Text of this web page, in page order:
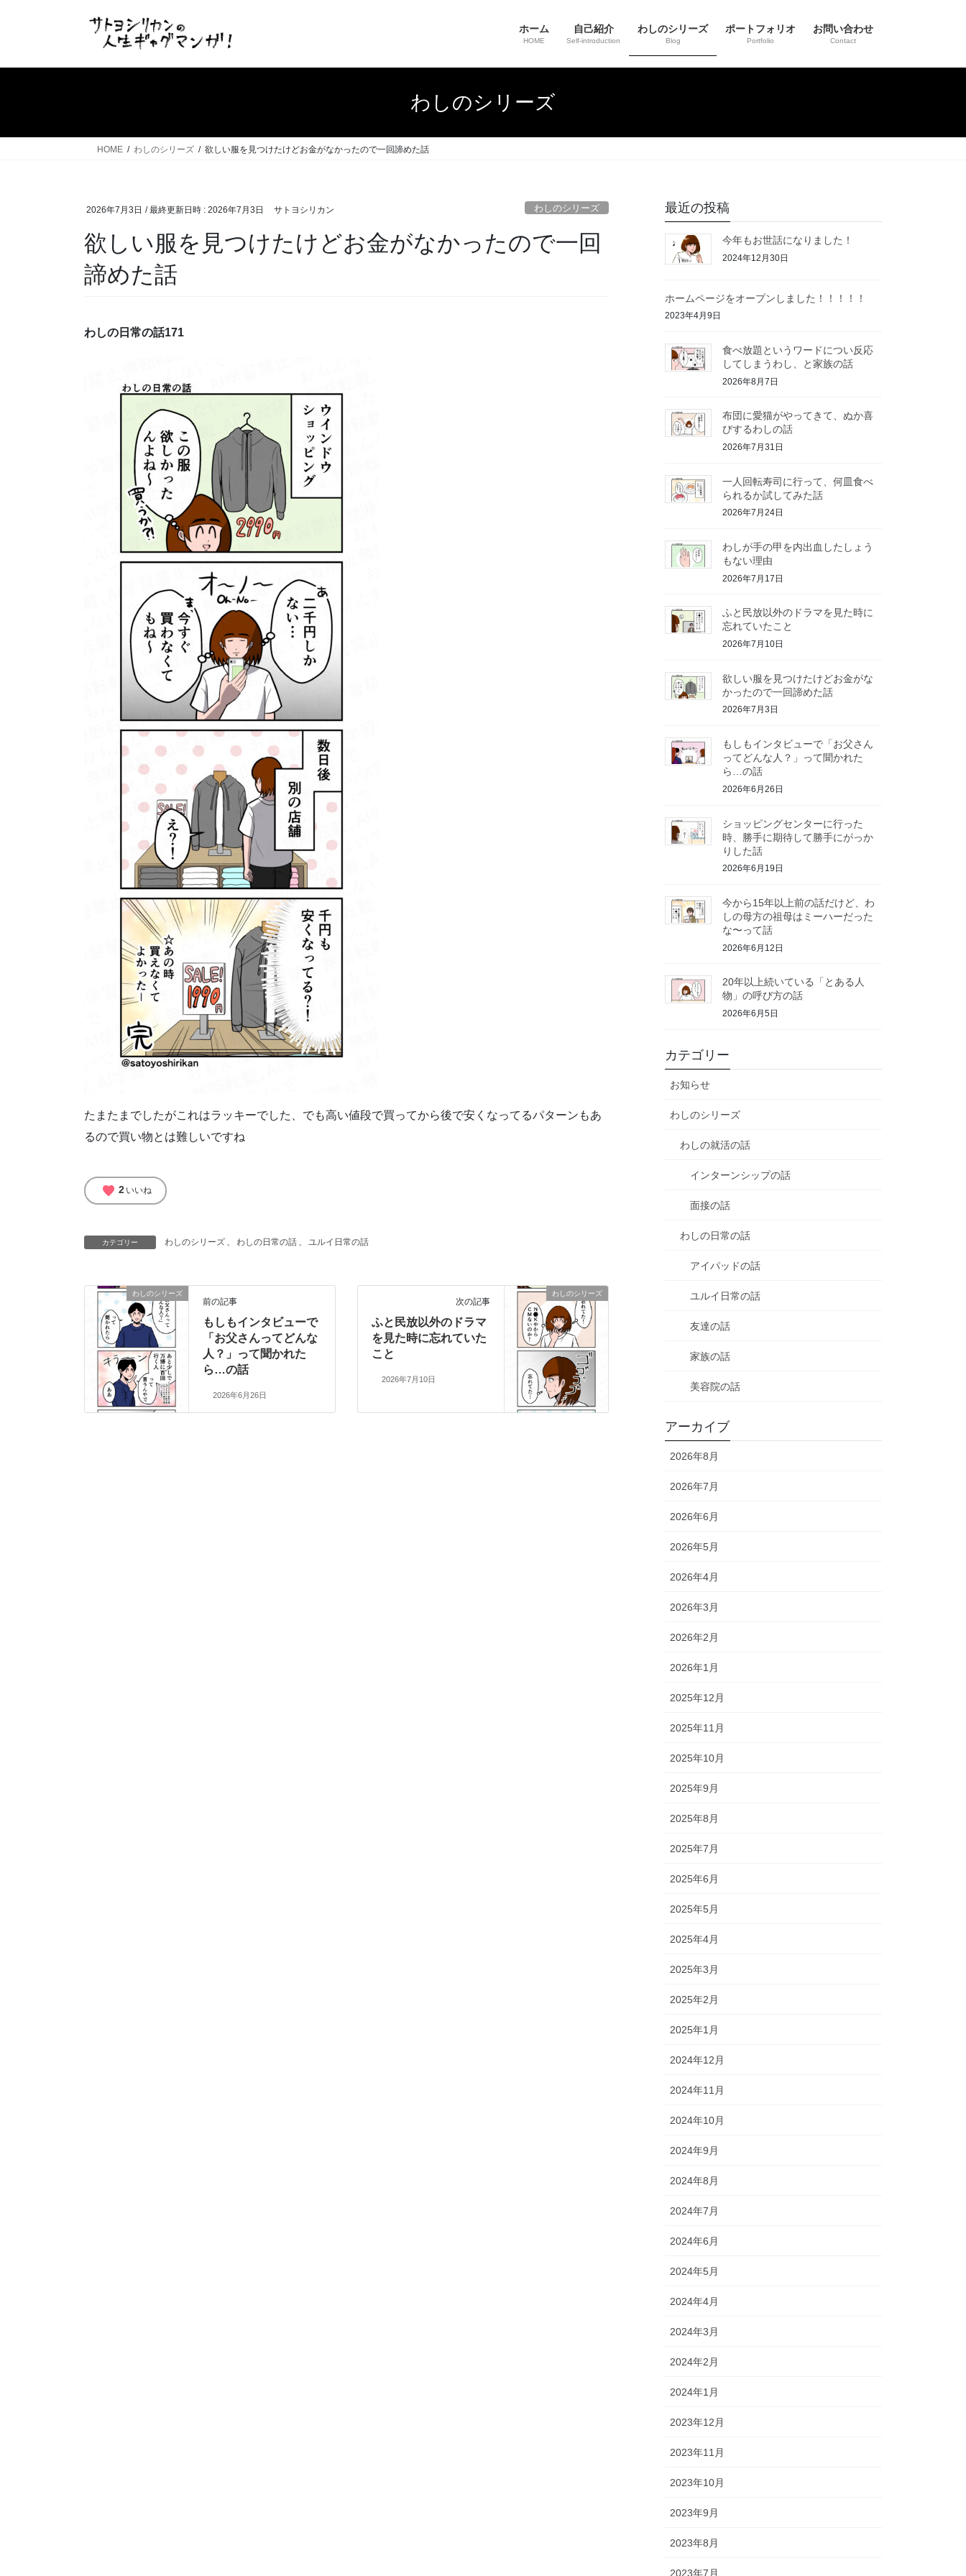
ホーム
HOME
自己紹介
Self-introduction
わしのシリーズ
Blog
ポートフォリオ
Portfolio
お問い合わせ
Contact
わしのシリーズ
HOME わしのシリーズ 欲しい服を見つけたけどお金がなかったので一回諦めた話
2026年7月3日 / 最終更新日時 : 2026年7月3日 サトヨシリカン わしのシリーズ
欲しい服を見つけたけどお金がなかったので一回
諦めた話
わしの日常の話171
たまたまでしたがこれはラッキーでした、でも高い値段で買ってから後で安くなってるパターンもあ
るので買い物とは難しいですね
favorite 2 いいね
カテゴリー わしのシリーズ 、 わしの日常の話 、 ユルイ日常の話
わしのシリーズ
前の記事
もしもインタビューで
「お父さんってどんな
人？」って聞かれた
ら…の話
2026年6月26日
わしのシリーズ
次の記事
ふと民放以外のドラマ
を見た時に忘れていた
こと
2026年7月10日
最近の投稿
今年もお世話になりました！
2024年12月30日
ホームページをオープンしました！！！！！
2023年4月9日
食べ放題というワードについ反応
してしまうわし、と家族の話
2026年8月7日
布団に愛猫がやってきて、ぬか喜
びするわしの話
2026年7月31日
一人回転寿司に行って、何皿食べ
られるか試してみた話
2026年7月24日
わしが手の甲を内出血したしょう
もない理由
2026年7月17日
ふと民放以外のドラマを見た時に
忘れていたこと
2026年7月10日
欲しい服を見つけたけどお金がな
かったので一回諦めた話
2026年7月3日
もしもインタビューで「お父さん
ってどんな人？」って聞かれた
ら…の話
2026年6月26日
ショッピングセンターに行った
時、勝手に期待して勝手にがっか
りした話
2026年6月19日
今から15年以上前の話だけど、わ
しの母方の祖母はミーハーだった
な〜って話
2026年6月12日
20年以上続いている「とある人
物」の呼び方の話
2026年6月5日
カテゴリー
お知らせ
わしのシリーズ
わしの就活の話
インターンシップの話
面接の話
わしの日常の話
アイパッドの話
ユルイ日常の話
友達の話
家族の話
美容院の話
アーカイブ
2026年8月
2026年7月
2026年6月
2026年5月
2026年4月
2026年3月
2026年2月
2026年1月
2025年12月
2025年11月
2025年10月
2025年9月
2025年8月
2025年7月
2025年6月
2025年5月
2025年4月
2025年3月
2025年2月
2025年1月
2024年12月
2024年11月
2024年10月
2024年9月
2024年8月
2024年7月
2024年6月
2024年5月
2024年4月
2024年3月
2024年2月
2024年1月
2023年12月
2023年11月
2023年10月
2023年9月
2023年8月
2023年7月